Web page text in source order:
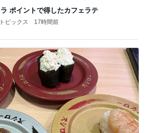
ポイントで得したカフェラテ
ピックス 17時間前